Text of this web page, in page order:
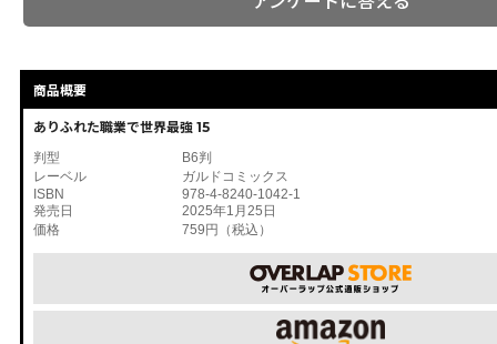
商品概要
ありふれた職業で世界最強 15
判型
B6判
レーベル
ガルドコミックス
ISBN
978-4-8240-1042-1
発売日
2025年1月25日
価格
759円（税込）